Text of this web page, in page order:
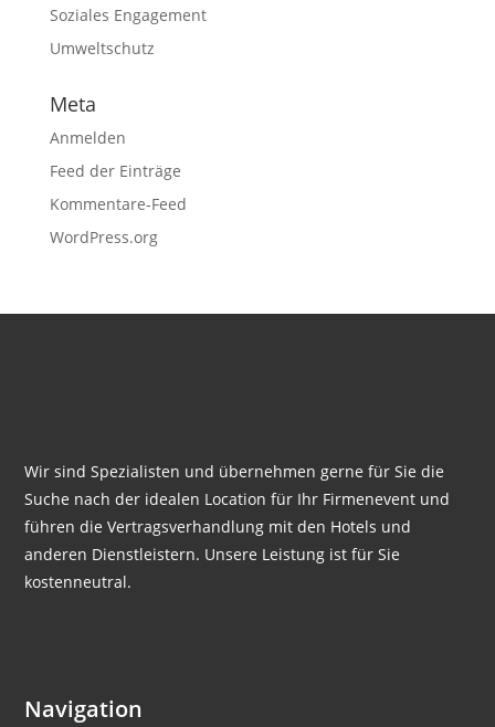
Soziales Engagement
Umweltschutz
Meta
Anmelden
Feed der Einträge
Kommentare-Feed
WordPress.org
Wir sind Spezialisten und übernehmen gerne für Sie die
Suche nach der idealen Location für Ihr Firmenevent und
führen die Vertragsverhandlung mit den Hotels und
anderen Dienstleistern. Unsere Leistung ist für Sie
kostenneutral.
Navigation